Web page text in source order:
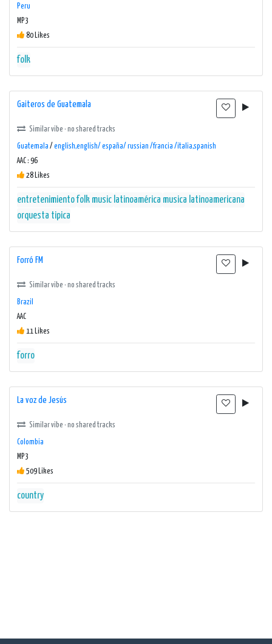
Peru
MP3
80 Likes
folk
Gaiteros de Guatemala
Similar vibe · no shared tracks
Guatemala / english,english/ españa/ russian /francia /italia,spanish
AAC : 96
28 Likes
entretenimientofolk music latinoamérica musica latinoamericana
orquesta tipica
Forró FM
Similar vibe · no shared tracks
Brazil
AAC
11 Likes
forro
La voz de Jesús
Similar vibe · no shared tracks
Colombia
MP3
509 Likes
country